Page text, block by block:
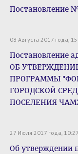
Постановление
08 Августа 2017 года,
Постановление
ОБ
ПРОГРАММЫ
ГОРОДСКОЙ
ПОСЕЛЕНИЯ
27 Июля 2017 года, 10:27
Об утверждении